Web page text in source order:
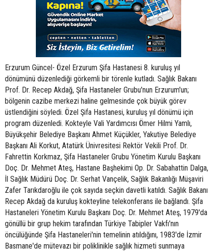
Erzurum Güncel- Özel Erzurum Şifa Hastanesi 8. kuruluş yıl
dönümünü düzenlediği görkemli bir törenle kutladı. Sağlık Bakanı
Prof. Dr. Recep Akdağ, Şifa Hastaneler Grubu'nun Erzurum'un;
bölgenin cazibe merkezi haline gelmesinde çok büyük görev
üstlendiğini söyledi. Özel Şifa Hastanesi, kuruluş yıl dönümü için
program düzenledi. Kokteyle Vali Yardımcısı Ömer Hilmi Yamlı,
Büyükşehir Belediye Başkanı Ahmet Küçükler, Yakutiye Belediye
Başkanı Ali Korkut, Atatürk Ünivresitesi Rektör Vekili Prof. Dr.
Fahrettin Korkmaz, Şifa Hastaneler Grubu Yönetim Kurulu Başkanı
Doç. Dr. Mehmet Ateş, Hastane Başhekimi Op. Dr. Sabahattin Dalga,
İl Sağlık Müdürü Doç. Dr. Serhat Vançelik, Sağlık Bakanlığı Müşaviri
Zafer Tarıkdaroğlu ile çok sayıda seçkin davetli katıldı. Sağlık Bakanı
Recep Akdağ da kuruluş kokteyline telekonferans ile bağlandı. Şifa
Hastaneleri Yönetim Kurulu Başkanı Doç. Dr. Mehmet Ateş, 1979'da
gönüllü bir grup hekim tarafından Türkiye Tabipler Vakfı'nın
öncülüğünde Şifa Hastaneleri'nin temelinin atıldığını, 1983'de İzmir
Basmane'de mütevazı bir poliklinikle sağlık hizmeti sunmaya